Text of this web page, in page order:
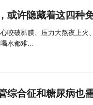
或许隐藏着这四种
咬破黏膜、压力大熬夜上
水都难...
综合征和糖尿病也